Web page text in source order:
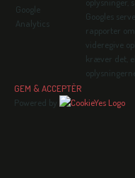
Google
Analytics
Googles
rapporter
videregive
kræver det,
GEM & ACCEPTÈR
Powered by